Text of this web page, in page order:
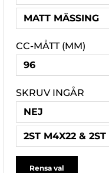
MATT MÄSSING
CC-MÅTT (MM)
96
SKRUV INGÅR
NEJ
2ST M4X22 &
Rensa val